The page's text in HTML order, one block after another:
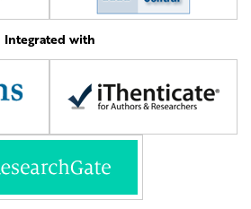
Integrated with